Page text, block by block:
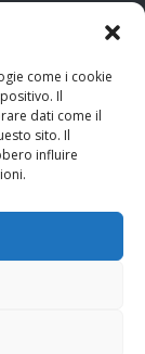
come i cookie
Il
dati come il
sito. Il
influire
Legge 8 aprile